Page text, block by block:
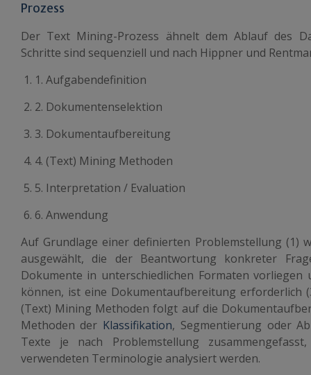
Prozess
Der Text Mining-Prozess ähnelt dem Ablauf des
Schritte sind sequenziell und nach Hippner und
1. Aufgabendefinition
2. Dokumentenselektion
3. Dokumentaufbereitung
4. (Text) Mining Methoden
5. Interpretation / Evaluation
6. Anwendung
Auf Grundlage einer definierten Problemstellung (1)
ausgewählt, die der Beantwortung konkreter
Dokumente in unterschiedlichen Formaten
können, ist eine Dokumentaufbereitung erforderlich
(Text) Mining Methoden folgt auf die
Methoden der Klassifikation, Segmentierung oder
Texte je nach Problemstellung
verwendeten Terminologie analysiert werden.